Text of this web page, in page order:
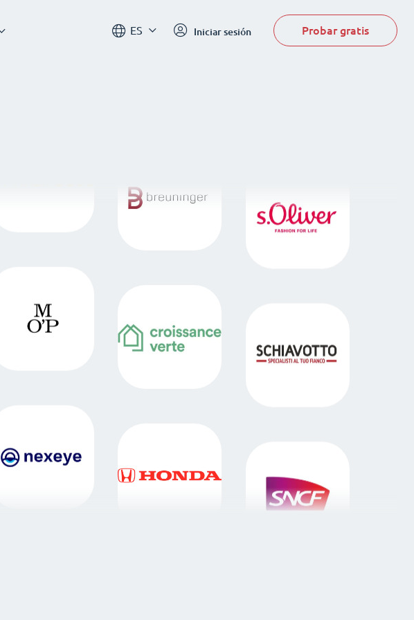
ES Iniciar sesión Probar gratis